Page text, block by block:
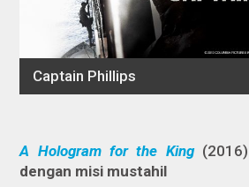
A Hologram for the King(2016)
dengan misi mustahil